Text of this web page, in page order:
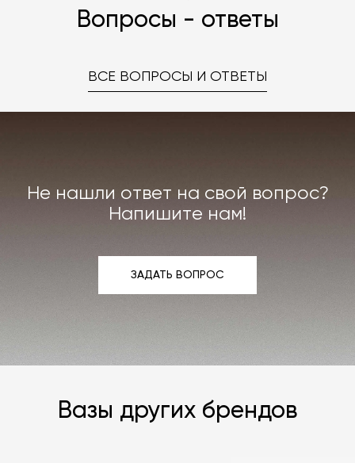
Вопросы - ответы
ВСЕ ВОПРОСЫ И ОТВЕТЫ
Не нашли ответ на свой вопрос?
Напишите нам!
ЗАДАТЬ ВОПРОС
Вазы других брендов